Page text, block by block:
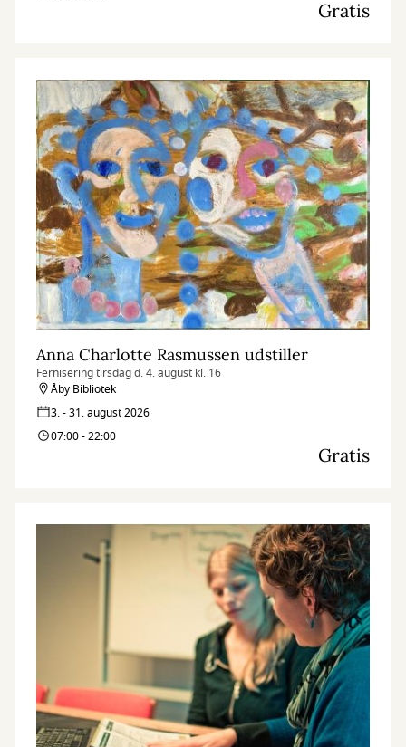
Gratis
Anna Charlotte Rasmussen udstiller
Fernisering tirsdag d. 4. august kl. 16
Åby Bibliotek
3. - 31. august 2026
07:00 - 22:00
Gratis